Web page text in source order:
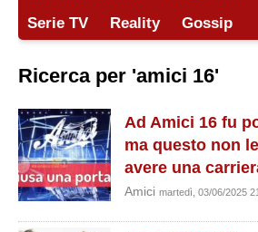
Serie TV
Reality Gossip
Ricerca per 'amici 16'
Ad Amici 16 fu
ma questo non
avere una
Amici martedì, 03/06/2025